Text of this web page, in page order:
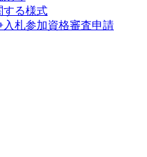
する様式
札参加資格審査申請